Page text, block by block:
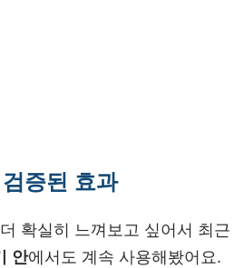
증된 효과
확실히 느껴보고 싶어서 최근
안에서도 계속 사용해봤어요.